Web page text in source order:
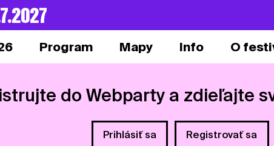
Program Mapy Info O
do Webparty a zdieľajte
Prihlásiť sa Registrovať sa